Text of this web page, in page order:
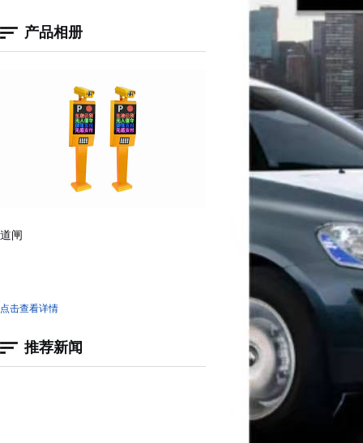
产品相册
道闸
点击查看详情
推荐新闻